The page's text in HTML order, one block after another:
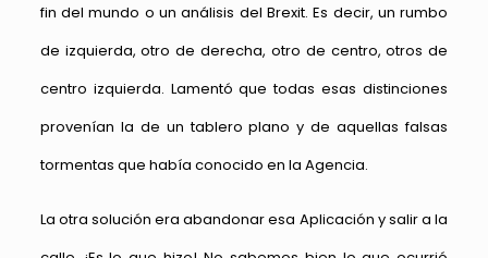
fin del mundo o un análisis del Brexit. Es decir, un rumbo
de izquierda, otro de derecha, otro de centro, otros de
centro izquierda. Lamentó que todas esas distinciones
provenían la de un tablero plano y de aquellas falsas
tormentas que había conocido en la Agencia.
La otra solución era abandonar esa Aplicación y salir a la